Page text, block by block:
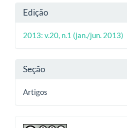
Detalhes
do
Edição
2013: v.20, n.1 (jan./jun. 2013)
Seção
Artigos